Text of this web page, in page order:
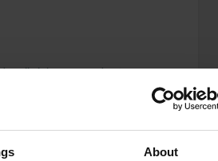
About
prijs inbegrepen de stroom,